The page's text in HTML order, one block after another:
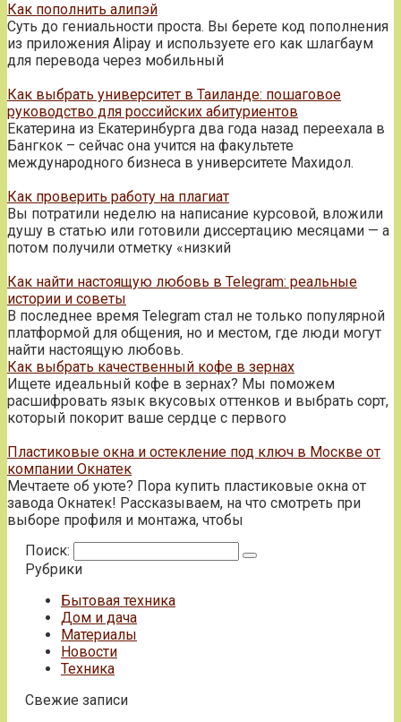
Как пополнить алипэй
Суть до гениальности проста. Вы берете код пополнения
из приложения Alipay и используете его как шлагбаум
для перевода через мобильный
Как выбрать университет в Таиланде: пошаговое
руководство для российских абитуриентов
Екатерина из Екатеринбурга два года назад переехала в
Бангкок – сейчас она учится на факультете
международного бизнеса в университете Махидол.
Как проверить работу на плагиат
Вы потратили неделю на написание курсовой, вложили
душу в статью или готовили диссертацию месяцами — а
потом получили отметку «низкий
Как найти настоящую любовь в Telegram: реальные
истории и советы
В последнее время Telegram стал не только популярной
платформой для общения, но и местом, где люди могут
найти настоящую любовь.
Как выбрать качественный кофе в зернах
Ищете идеальный кофе в зернах? Мы поможем
расшифровать язык вкусовых оттенков и выбрать сорт,
который покорит ваше сердце с первого
Пластиковые окна и остекление под ключ в Москве от
компании Окнатек
Мечтаете об уюте? Пора купить пластиковые окна от
завода Окнатек! Рассказываем, на что смотреть при
выборе профиля и монтажа, чтобы
Поиск:
Рубрики
Бытовая техника
Дом и дача
Материалы
Новости
Техника
Свежие записи